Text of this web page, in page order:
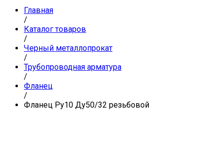
Главная
/
Каталог товаров
/
Черный металлопрокат
/
Трубопроводная арматура
/
Фланец
/
Фланец Ру10 Ду50/32 резьбовой